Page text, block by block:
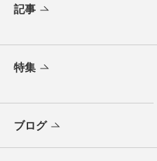
記事
特集
ブログ